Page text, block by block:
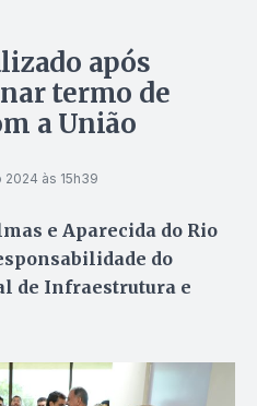
após
termo de
a União
2024 às 15h39
e Aparecida do Rio
do
de Infraestrutura e